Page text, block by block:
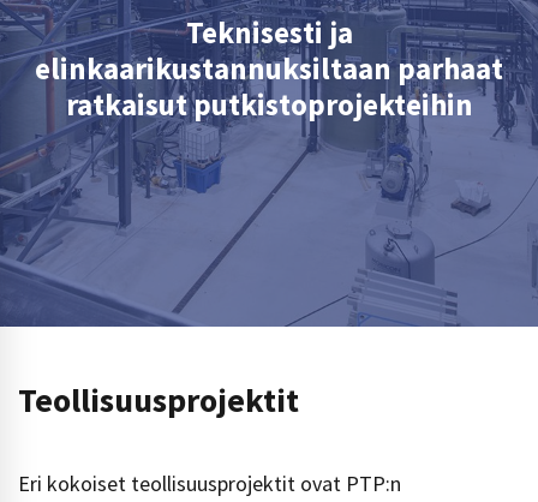
Teknisesti ja
elinkaarikustannuksiltaan parhaat
ratkaisut putkistoprojekteihin
Teollisuusprojektit
Eri kokoiset teollisuusprojektit ovat PTP:n